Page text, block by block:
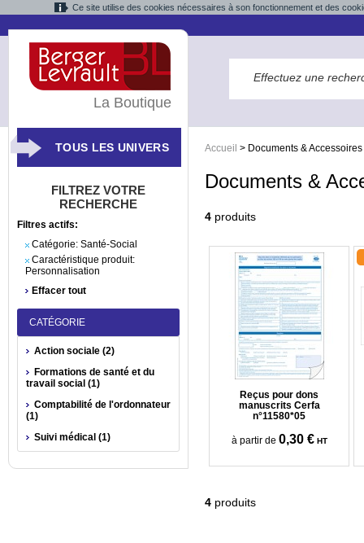
Ce site utilise des cookies nécessaires à son fonctionnement et des
Accueil > Documents & Accessoires
Documents &
4 produits
Reçus pour dons
manuscrits Cerfa
n°11580*05
à partir de 0,30 € HT
4 produits
La Boutique
TOUS LES UNIVERS
FILTREZ VOTRE
RECHERCHE
Filtres actifs:
Catégorie: Santé-Social
Caractéristique produit:
Personnalisation
Effacer tout
CATÉGORIE
Action sociale (2)
Formations de santé et du
travail social (1)
Comptabilité de l'ordonnateur
(1)
Suivi médical (1)